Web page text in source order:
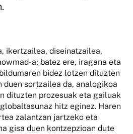
ikertzailea, diseinatzailea,
a; batez ere, iragana eta
bidez lotzen dituzten
sortzailea da, analogikoa
dituzten prozesuak eta gailuak
hitz eginez. Haren
zalantzan jartzeko eta
gisa duen kontzepzioan dute